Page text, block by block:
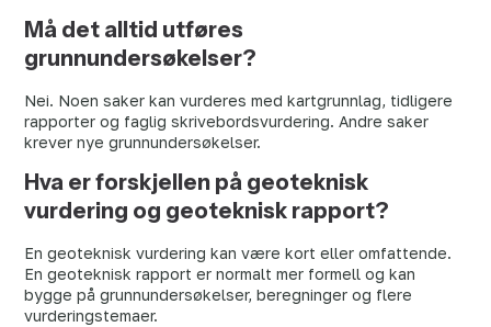
Må det alltid utføres
grunnundersøkelser?
Nei. Noen saker kan vurderes med kartgrunnlag, tidligere
rapporter og faglig skrivebordsvurdering. Andre saker
krever nye grunnundersøkelser.
Hva er forskjellen på geoteknisk
vurdering og geoteknisk rapport?
En geoteknisk vurdering kan være kort eller omfattende.
En geoteknisk rapport er normalt mer formell og kan
bygge på grunnundersøkelser, beregninger og flere
vurderingstemaer.